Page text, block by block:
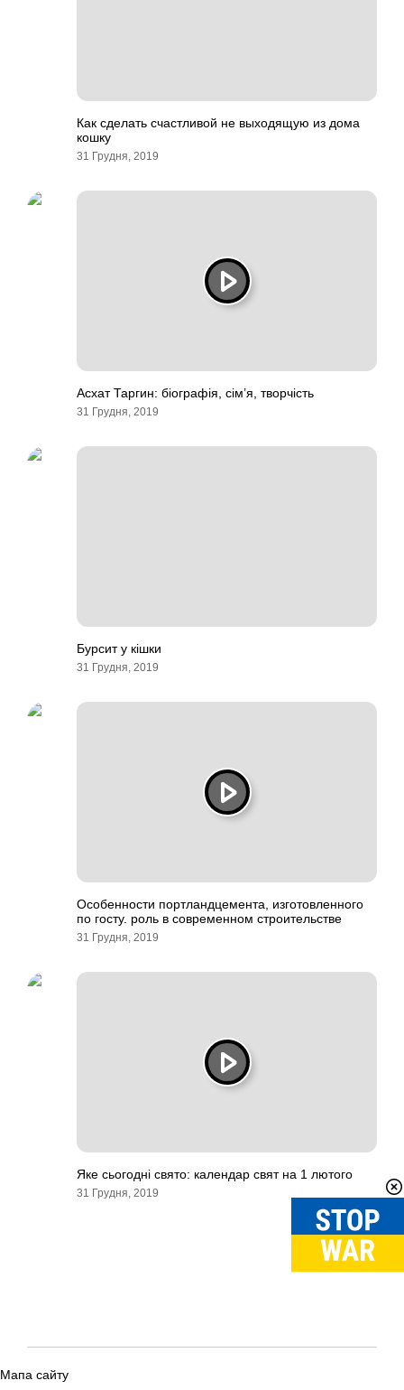
Как сделать счастливой не выходящую из дома
кошку
31 Грудня, 2019
Асхат Таргин: біографія, сім’я, творчість
31 Грудня, 2019
Бурсит у кішки
31 Грудня, 2019
Особенности портландцемента, изготовленного
по госту. роль в современном строительстве
31 Грудня, 2019
Яке сьогодні свято: календар свят на 1 лютого
31 Грудня, 2019
Мапа сайту